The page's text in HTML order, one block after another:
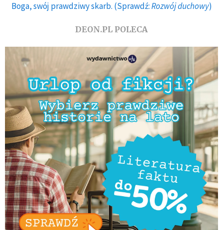
Boga, swój prawdziwy skarb. (Sprawdź:Rozwój duchowy)
DEON.PL POLECA